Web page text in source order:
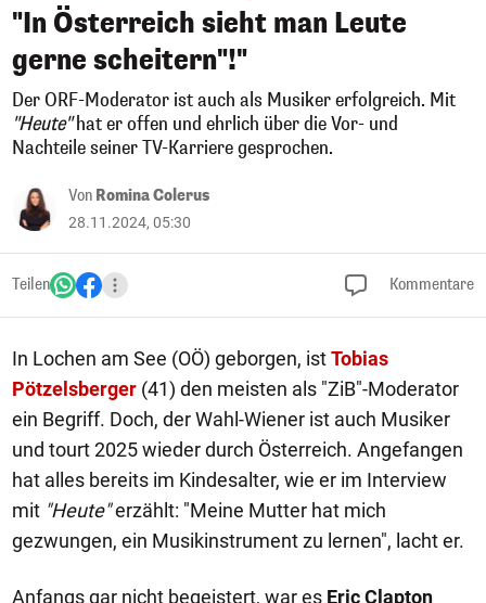
"In Österreich sieht man Leute
gerne scheitern"!"
Der ORF-Moderator ist auch als Musiker erfolgreich. Mit
"Heute"hat er offen und ehrlich über die Vor- und
Nachteile seiner TV-Karriere gesprochen.
Von Romina Colerus
28.11.2024, 05:30
Teilen Kommentare
In Lochen am See (OÖ) geborgen, istTobias
Pötzelsberger (41) den meisten als "ZiB"-Moderator
ein Begriff. Doch, der Wahl-Wiener ist auch Musiker
und tourt 2025 wieder durch Österreich. Angefangen
hat alles bereits im Kindesalter, wie er im Interview
mit "Heute"erzählt: "Meine Mutter hat mich
gezwungen, ein Musikinstrument zu lernen", lacht er.
Anfangs gar nicht begeistert, war es Eric Clapton